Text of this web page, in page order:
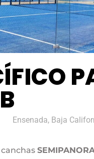
Ensenada, Baja
canchas